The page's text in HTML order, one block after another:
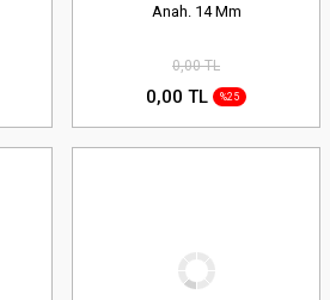
Anah. 14 Mm
0,00 TL
0,00 TL %25